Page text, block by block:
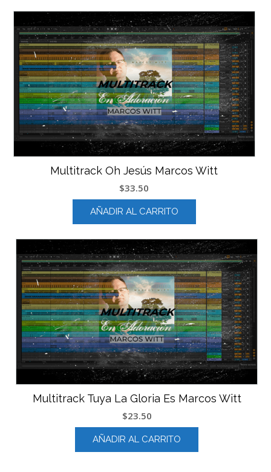
Multitrack Oh Jesús Marcos Witt
$33.50
AÑADIR AL CARRITO
Multitrack Tuya La Gloria Es Marcos Witt
$23.50
AÑADIR AL CARRITO